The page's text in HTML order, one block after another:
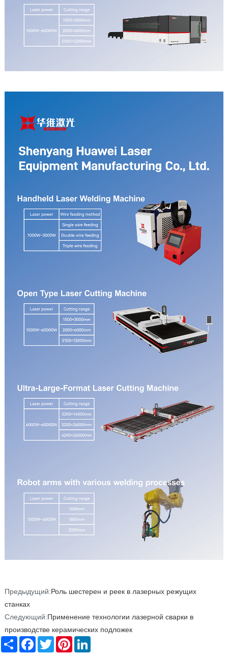
Предыдущий:Роль шестерен и реек в лазерных режущих
станках
Следующий:Применение технологии лазерной сварки в
производстве керамических подложек
Share Facebook
TwitterPinterest